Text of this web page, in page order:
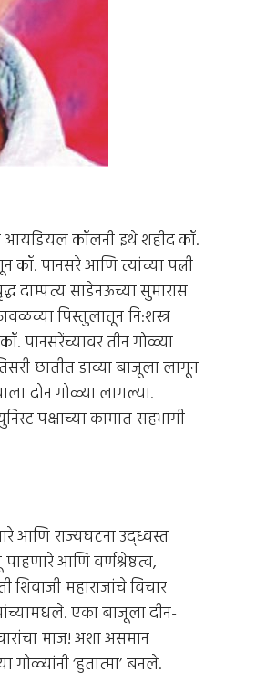
आयडियल कॉलनी इथे शहीद कॉ.
कॉ. पानसरे आणि त्यांच्या पत्नी
दाम्पत्य साडेनऊच्या सुमारास
पिस्तुलातून नि:शस्त्र
पानसरेंच्यावर तीन गोळ्या
छातीत डाव्या बाजूला लागून
दोन गोळ्या लागल्या.
पक्षाच्या कामात सहभागी
आणि राज्यघटना उद्ध्वस्त
आणि वर्णश्रेष्ठत्व,
शिवाजी महाराजांचे विचार
एका बाजूला दीन-
माज! अशा असमान
‘हुतात्मा’ बनले.